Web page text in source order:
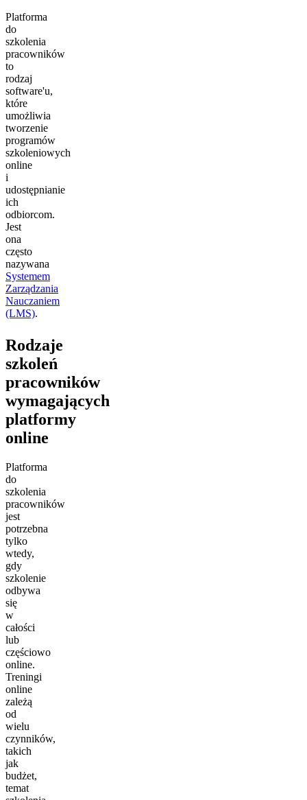
Platforma
do
szkolenia
pracowników
to
rodzaj
software'u,
które
umożliwia
tworzenie
programów
szkoleniowych
online
i
udostępnianie
ich
odbiorcom.
Jest
ona
często
nazywana
Systemem
Zarządzania
Nauczaniem
(LMS).
Rodzaje
szkoleń
pracowników
wymagających
platformy
online
Platforma
do
szkolenia
pracowników
jest
potrzebna
tylko
wtedy,
gdy
szkolenie
odbywa
się
w
całości
lub
częściowo
online.
Treningi
online
zależą
od
wielu
czynników,
takich
jak
budżet,
temat